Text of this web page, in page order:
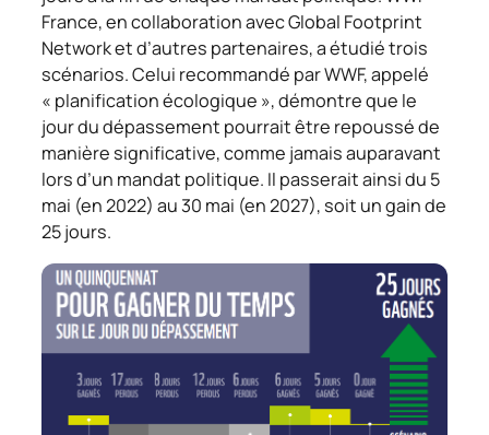
France, en collaboration avec Global Footprint
Network et d’autres partenaires, a étudié trois
scénarios. Celui recommandé par WWF, appelé
« planification écologique », démontre que le
jour du dépassement pourrait être repoussé de
manière significative, comme jamais auparavant
lors d’un mandat politique. Il passerait ainsi du 5
mai (en 2022) au 30 mai (en 2027), soit un gain de
25 jours.